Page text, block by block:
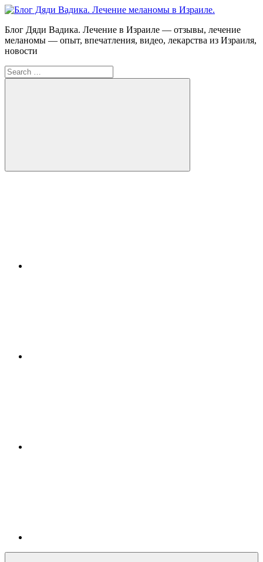
Skip
content
Блог
Дяди
Вадика.
меланомы
в
Блог Дяди Вадика. Лечение в Израиле — отзывы, лечение
меланомы — опыт, впечатления, видео, лекарства из Израиля,
новости
Search
for:
Search